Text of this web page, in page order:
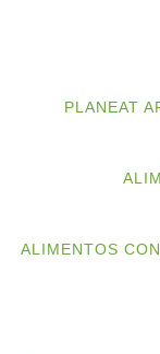
navigationPLANEAT
ALIMENTOS